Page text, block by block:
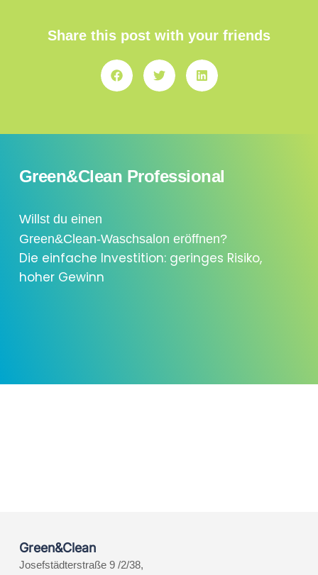
Share this post with your friends
Green&Clean Professional
Willst du einen
Green&Clean-Waschsalon eröffnen?
Die einfache Investition: geringes Risiko,
hoher Gewinn
Green&Clean
Josefstädterstraße 9 /2/38,